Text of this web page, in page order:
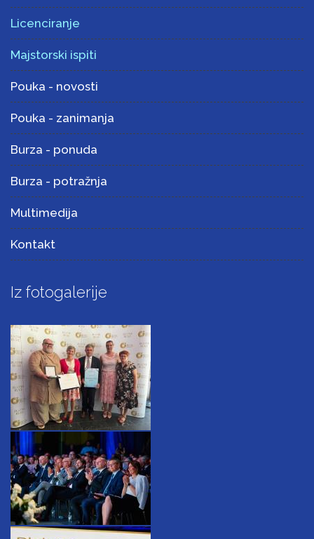
Licenciranje
Majstorski ispiti
Pouka - novosti
Pouka - zanimanja
Burza - ponuda
Burza - potražnja
Multimedija
Kontakt
Iz fotogalerije